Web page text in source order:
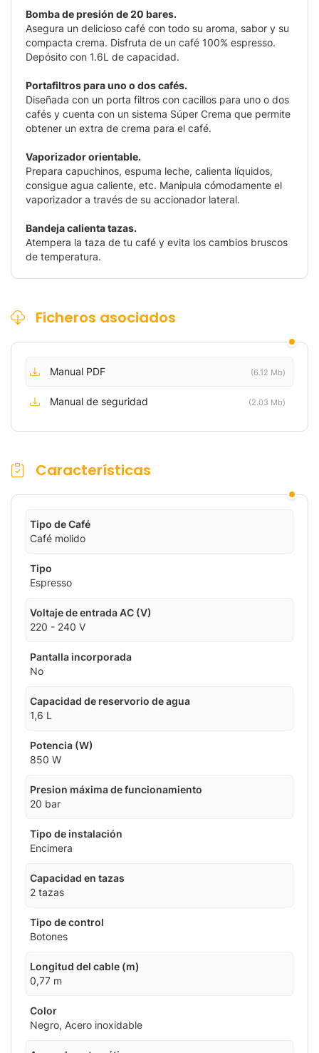
Bomba de presión de 20 bares.
Asegura un delicioso café con todo su aroma, sabor y su
compacta crema. Disfruta de un café 100% espresso.
Depósito con 1.6L de capacidad.
Portafiltros para uno o dos cafés.
Diseñada con un porta filtros con cacillos para uno o dos
cafés y cuenta con un sistema Súper Crema que permite
obtener un extra de crema para el café.
Vaporizador orientable.
Prepara capuchinos, espuma leche, calienta líquidos,
consigue agua caliente, etc. Manipula cómodamente el
vaporizador a través de su accionador lateral.
Bandeja calienta tazas.
Atempera la taza de tu café y evita los cambios bruscos
de temperatura.
Ficheros asociados
Manual PDF (6.12 Mb)
Manual de seguridad (2.03 Mb)
Características
Tipo de Café
Café molido
Tipo
Espresso
Voltaje de entrada AC (V)
220 - 240 V
Pantalla incorporada
No
Capacidad de reservorio de agua
1,6 L
Potencia (W)
850 W
Presion máxima de funcionamiento
20 bar
Tipo de instalación
Encimera
Capacidad en tazas
2 tazas
Tipo de control
Botones
Longitud del cable (m)
0,77 m
Color
Negro, Acero inoxidable